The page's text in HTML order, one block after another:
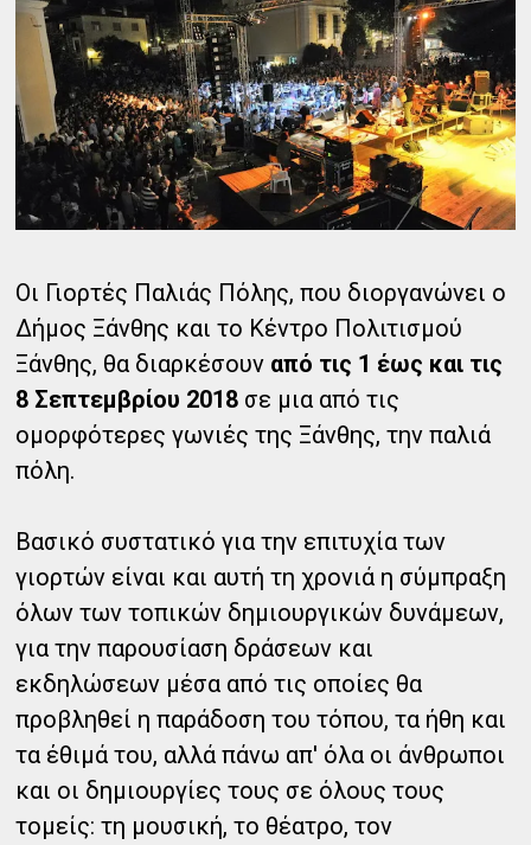
Οι Γιορτές Παλιάς Πόλης, που διοργανώνει ο
Δήμος Ξάνθης και το Κέντρο Πολιτισμού
Ξάνθης, θα διαρκέσουν από τις 1 έως και τις
8 Σεπτεμβρίου 2018 σε μια από τις
ομορφότερες γωνιές της Ξάνθης, την παλιά
πόλη.
Βασικό συστατικό για την επιτυχία των
γιορτών είναι και αυτή τη χρονιά η σύμπραξη
όλων των τοπικών δημιουργικών δυνάμεων,
για την παρουσίαση δράσεων και
εκδηλώσεων μέσα από τις οποίες θα
προβληθεί η παράδοση του τόπου, τα ήθη και
τα έθιμά του, αλλά πάνω απ' όλα οι άνθρωποι
και οι δημιουργίες τους σε όλους τους
τομείς: τη μουσική, το θέατρο, τον